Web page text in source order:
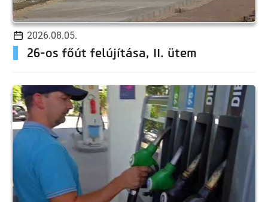
2026.08.05.
26-os főút felújítása, II. ütem